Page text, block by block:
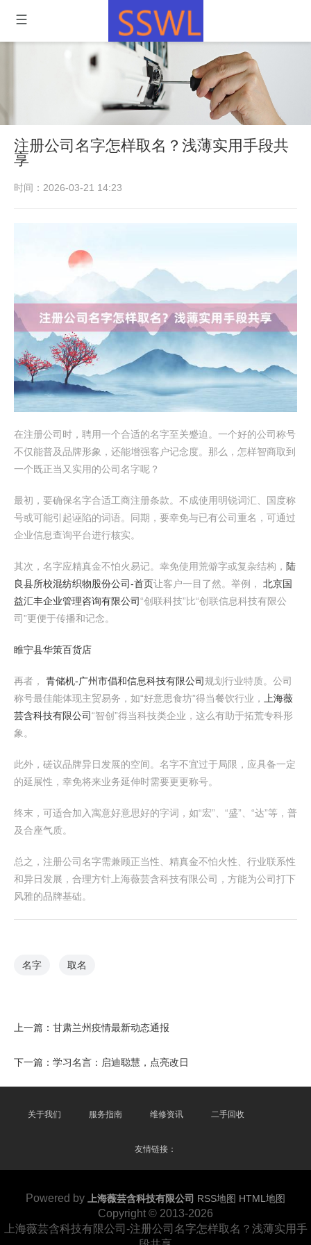
注册公司名字怎样取名？浅薄实用手段共
享
时间：2026-03-21 14:23
在注册公司时，聘用一个合适的名字至关蹙迫。一个好的公司称号
不仅能普及品牌形象，还能增强客户记念度。那么，怎样智商取到
一个既正当又实用的公司名字呢？
最初，要确保名字合适工商注册条款。不成使用明锐词汇、国度称
号或可能引起诬陷的词语。同期，要幸免与已有公司重名，可通过
企业信息查询平台进行核实。
其次，名字应精真金不怕火易记。幸免使用荒僻字或复杂结构， 陆
良县所校混纺织物股份公司-首页让客户一目了然。举例， 北京国
益汇丰企业管理咨询有限公司“创联科技”比“创联信息科技有限公
司”更便于传播和记念。
睢宁县华策百货店
再者， 青储机-广州市倡和信息科技有限公司规划行业特质。公司
称号最佳能体现主贸易务，如“好意思食坊”得当餐饮行业，
上海薇
芸含科技有限公司“智创”得当科技类企业，这么有助于拓荒专科形
象。
此外，磋议品牌异日发展的空间。名字不宜过于局限，应具备一定
的延展性，幸免将来业务延伸时需要更更称号。
终末，可适合加入寓意好意思好的字词，如“宏”、“盛”、“达”等，普
及合座气质。
总之，注册公司名字需兼顾正当性、精真金不怕火性、行业联系性
和异日发展，合理方针上海薇芸含科技有限公司，方能为公司打下
风雅的品牌基础。
名字 取名
上一篇： 甘肃兰州疫情最新动态通报
下一篇： 学习名言：启迪聪慧，点亮改日
关于我们 服务指南 维修资讯 二手回收
友情链接：
Powered by 上海薇芸含科技有限公司 RSS地图 HTML地图
Copyright © 2013-2026
上海薇芸含科技有限公司-注册公司名字怎样取名？浅薄实用手